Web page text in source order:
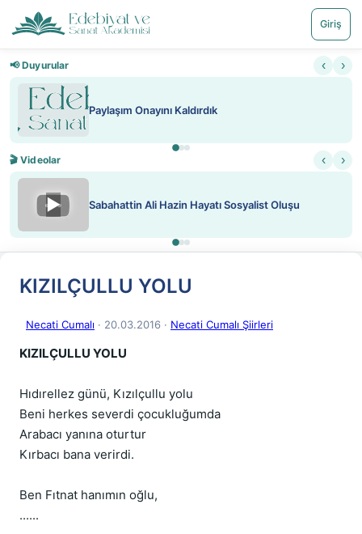
Giriş
📢 Duyurular ‹ ›
Paylaşım Onayını Kaldırdık
🎬 Videolar ‹ ›
▶ Sabahattin Ali Hazin Hayatı Sosyalist Oluşu
KIZILÇULLU YOLU
Necati Cumalı · 20.03.2016 · Necati Cumalı Şiirleri
KIZILÇULLU YOLU
Hıdırellez günü, Kızılçullu yolu
Beni herkes severdi çocukluğumda
Arabacı yanına oturtur
Kırbacı bana verirdi.
Ben Fıtnat hanımın oğlu,
......